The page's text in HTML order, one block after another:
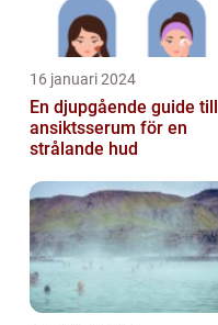
16 januari 2024
En djupgående guide till
ansiktsserum för en
strålande hud